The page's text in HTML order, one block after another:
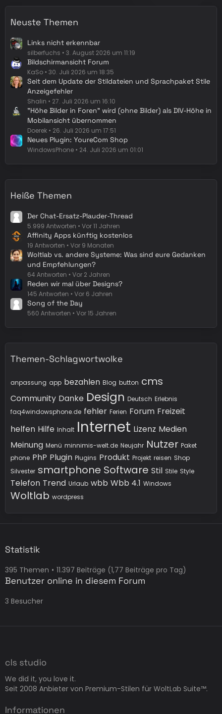
Neuste Themen
Links nicht erkennbar
silberfuchs 3. August 2026 um 11:19
Bildschirmansicht Forum
KaSo 30. Juli 2026 um 18:35
Seit dem Update der Stildateien und Sprachpaket Stile
Anzeigefehler
Shalin 27. Juli 2026 um 16:10
"Höhe Bilder in Foren" wird (ohne Bilder) als DIV-Höhe in
Mobilansicht übernommen
Doerek 26. Juli 2026 um 17:51
Neues Plugin: YoureCom Shop
WindowsPhone 24. Juli 2026 um 01:01
Heiße Themen
Der Chat-Ersatz-Plauder-Thread
5.999 Antworten Vor 11 Jahren
Affinity Apps künftig kostenlos
19 Antworten Vor 9 Monaten
Woltlab vs. andere Systeme: Was sind eure Gedanken
und Empfehlungen?
64 Antworten Vor 2 Jahren
Reden wir mal über Designs?
145 Antworten Vor 6 Jahren
Song of the Day
560 Antworten Vor 15 Jahren
Themen-Schlagwortwolke
anpassung app bezahlen Blog button cms
Community Danke Design Deutsch Erlebnis
faq4windowsphone.de fehler Ferien Forum Freizeit
helfen Hilfe Inhalt Internet Lizenz Medien
Meinung Menü minnimis-welt.de Neujahr Nutzer Paket
phone PhP Plugin Plugins Produkt Projekt reisen Shop
Silvester smartphone Software Stil Stile Style
Telefon Trend Urlaub wbb Wbb 4.1 Windows
Woltlab wordpress
Statistik
395 Themen 11.397 Beiträge (1,77 Beiträge pro Tag)
Benutzer online in diesem Forum
3 Besucher
cls studio
We did it, you love it.
Seit 2008 Anbieter von Premium-Stilen für WoltLab Suite™.
Informationen